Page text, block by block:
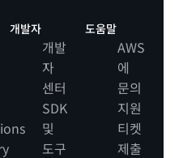
개발자
개발
자
센터
SDK
및
도구
도움말
AWS
에
문의
지원
티켓
제출